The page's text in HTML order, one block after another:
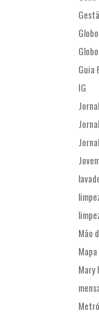
Globo
Globo
Guia
IG
Mão
Mary